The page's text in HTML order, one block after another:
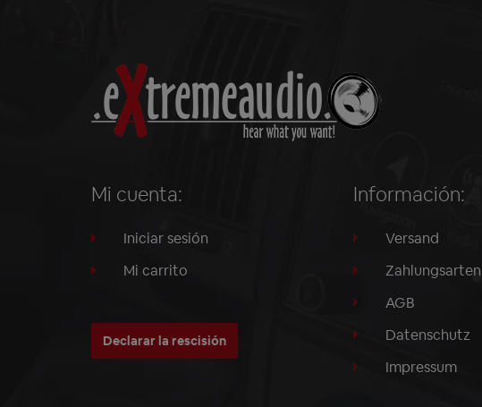
Mi cuenta:
Iniciar sesión
Mi carrito
Declarar la rescisión
Información:
Versand
Zahlungsarten
AGB
Datenschutz
Impressum